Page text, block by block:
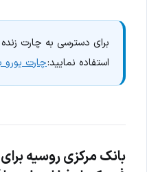
برای دسترسی به چارت زنده
استفاده نمایید:چارت یورو
بانک مرکزی روسیه